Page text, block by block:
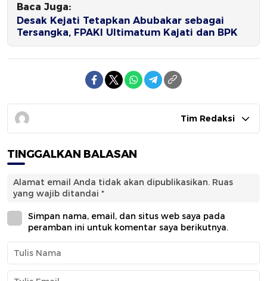
Baca Juga:
Desak Kejati Tetapkan Abubakar sebagai
Tersangka, FPAKI Ultimatum Kajati dan BPK
Tim Redaksi
TINGGALKAN BALASAN
Alamat email Anda tidak akan dipublikasikan. Ruas
yang wajib ditandai *
Simpan nama, email, dan situs web saya pada
peramban ini untuk komentar saya berikutnya.